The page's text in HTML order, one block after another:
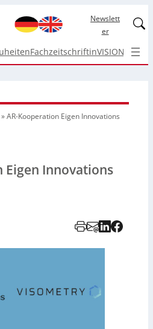
Newslett
er
FachzeitschriftinVISION Top
»AR-Kooperation Eigen Innovations
Eigen Innovations